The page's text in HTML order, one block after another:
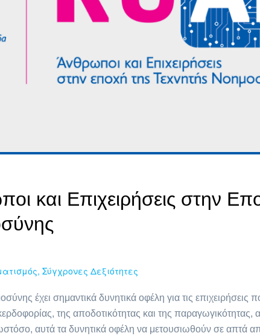
και Επιχειρήσεις στην
, Σύγχρονες Δεξιότητες
έχει σημαντικά δυνητικά οφέλη για τις επιχειρήσεις
της αποδοτικότητας και της παραγωγικότητας,
αυτά τα δυνητικά οφέλη να μετουσιωθούν σε απτά